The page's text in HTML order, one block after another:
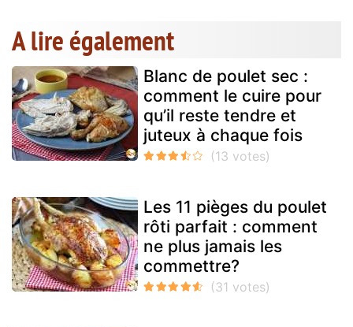
A lire également
Blanc de poulet sec :
comment le cuire pour
qu’il reste tendre et
juteux à chaque fois
Les 11 pièges du poulet
rôti parfait : comment
ne plus jamais les
commettre?